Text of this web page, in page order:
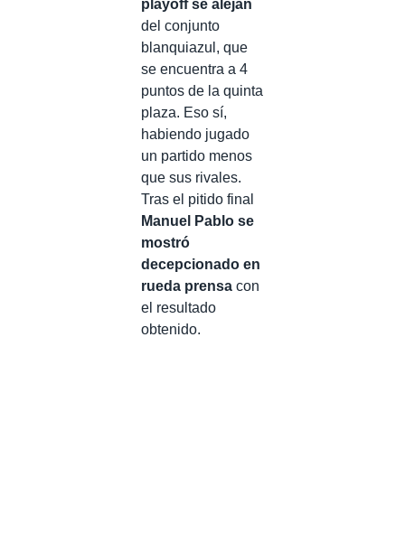
playoff se alejan
del conjunto
blanquiazul, que
se encuentra a 4
puntos de la quinta
plaza. Eso sí,
habiendo jugado
un partido menos
que sus rivales.
Tras el pitido final
Manuel Pablo se
mostró
decepcionado en
rueda prensa con
el resultado
obtenido.